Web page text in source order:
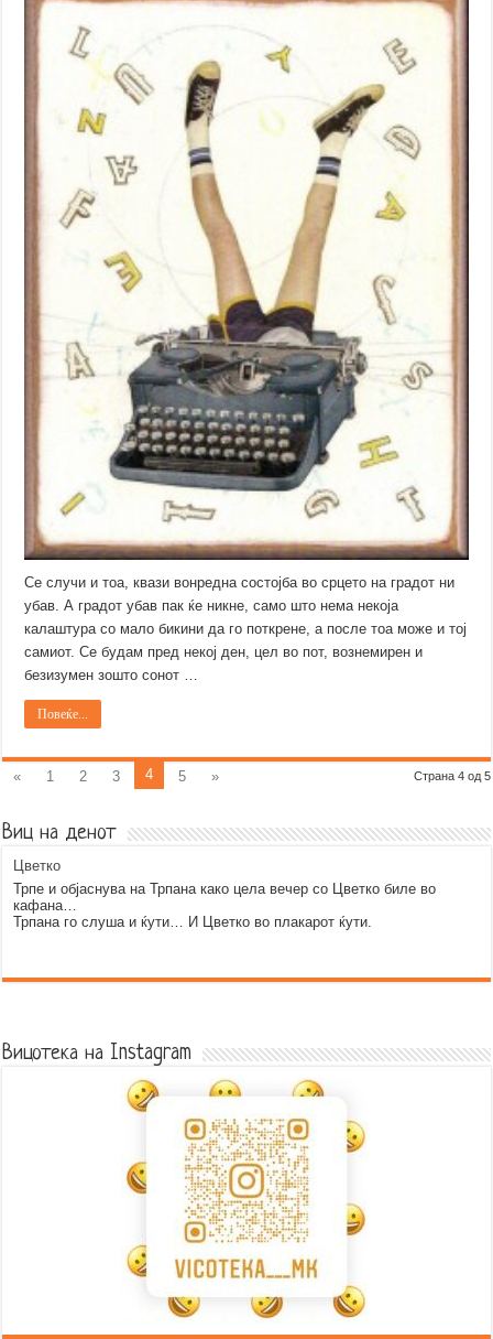
Се случи и тоа, квази вонредна состојба во срцето на градот ни
убав. А градот убав пак ќе никне, само што нема некоја
калаштура со мало бикини да го поткрене, а после тоа може и тој
самиот. Се будам пред некој ден, цел во пот, вознемирен и
безизумен зошто сонот …
Повеќе...
Страна 4 од 5
« 1 2 3 4 5 »
Виц на денот
Цветко
Трпе и објаснува на Трпана како цела вечер со Цветко биле во
кафана…
Трпана го слуша и ќути… И Цветко во плакарот ќути.
Вицотека на Instagram